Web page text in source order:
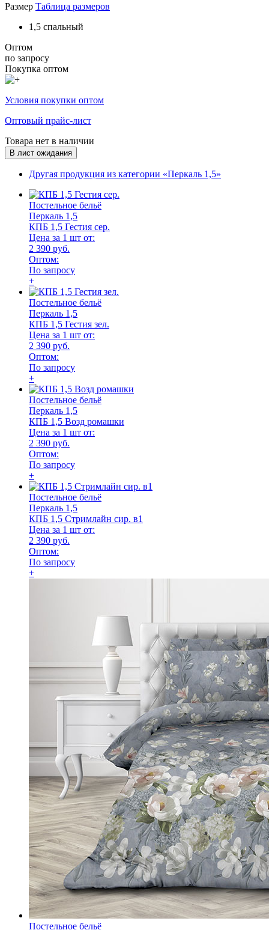
Размер Таблица размеров
1,5 спальный
Оптом
по запросу
Покупка оптом
Условия покупки оптом
Оптовый прайс-лист
Товара нет в наличии
В лист ожидания
Другая продукция из категории «Перкаль 1,5»
Постельное бельё
Перкаль 1,5
КПБ 1,5 Гестия сер.
Цена за 1 шт от:
2 390 руб.
Оптом:
По запросу
+
Постельное бельё
Перкаль 1,5
КПБ 1,5 Гестия зел.
Цена за 1 шт от:
2 390 руб.
Оптом:
По запросу
+
Постельное бельё
Перкаль 1,5
КПБ 1,5 Возд ромашки
Цена за 1 шт от:
2 390 руб.
Оптом:
По запросу
+
Постельное бельё
Перкаль 1,5
КПБ 1,5 Стримлайн сир. в1
Цена за 1 шт от:
2 390 руб.
Оптом:
По запросу
+
Постельное бельё